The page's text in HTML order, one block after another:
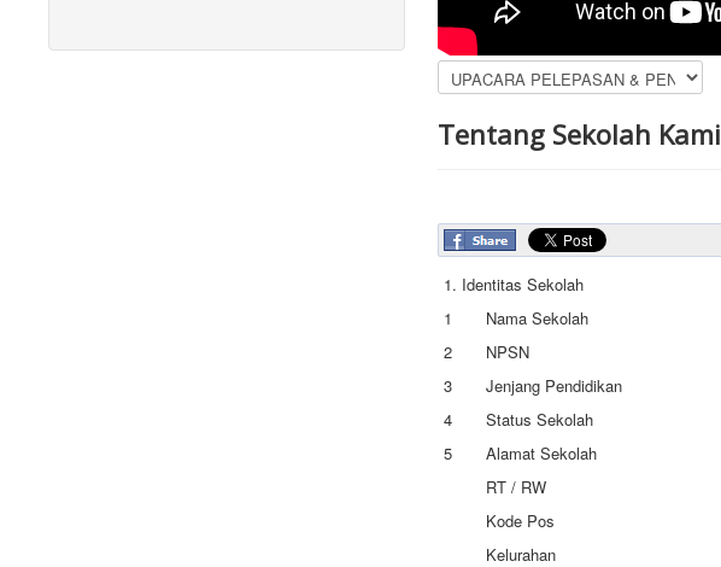
Tentang Sekolah Kami
1. Identitas Sekolah
1
Nama Sekolah
2
NPSN
3
Jenjang Pendidikan
4
Status Sekolah
5
Alamat Sekolah
RT / RW
Kode Pos
Kelurahan